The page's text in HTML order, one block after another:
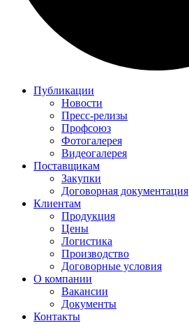
Публикации
Новости
Пресс-релизы
Профсоюз
Фотогалерея
Видеогалерея
Поставщикам
Закупки
Договорная документация
Клиентам
Продукция
Цены
Логистика
Производство
Договорные условия
О компании
Вакансии
Документы
Контакты